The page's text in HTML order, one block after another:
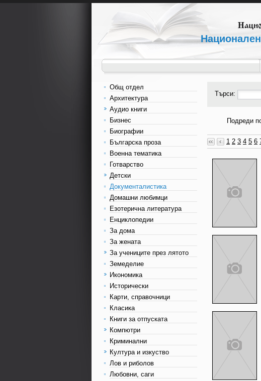
Общ отдел
Архитектура
Аудио книги
Бизнес
Биографии
Българска проза
Военна тематика
Готварство
Детски
Документалистика
Домашни любимци
Езотерична литература
Енциклопедии
За дома
За жената
За учениците през лятото
Земеделие
Икономика
Исторически
Карти, справочници
Класика
Книги за отпуската
Компютри
Криминални
Култура и изкуство
Лов и риболов
Любовни, саги
Търси:
Подреди
1 2 3 4 5 6